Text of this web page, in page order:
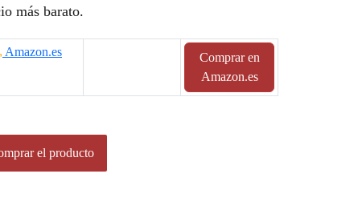
más barato.
Amazon.es
Comprar en
Amazon.es
el producto